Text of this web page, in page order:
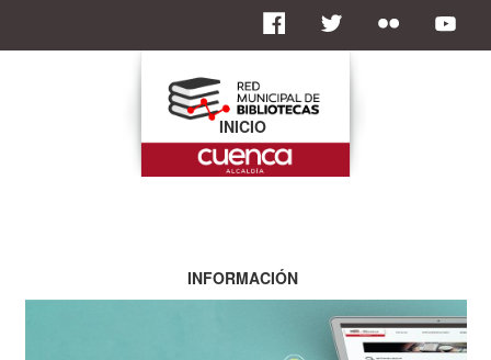
INICIO
INFORMACIÓN